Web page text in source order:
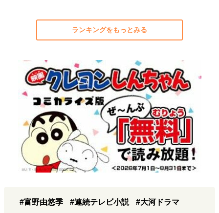
ランキングをもっとみる
#富野由悠季 #連続テレビ小説
#大河ドラマ